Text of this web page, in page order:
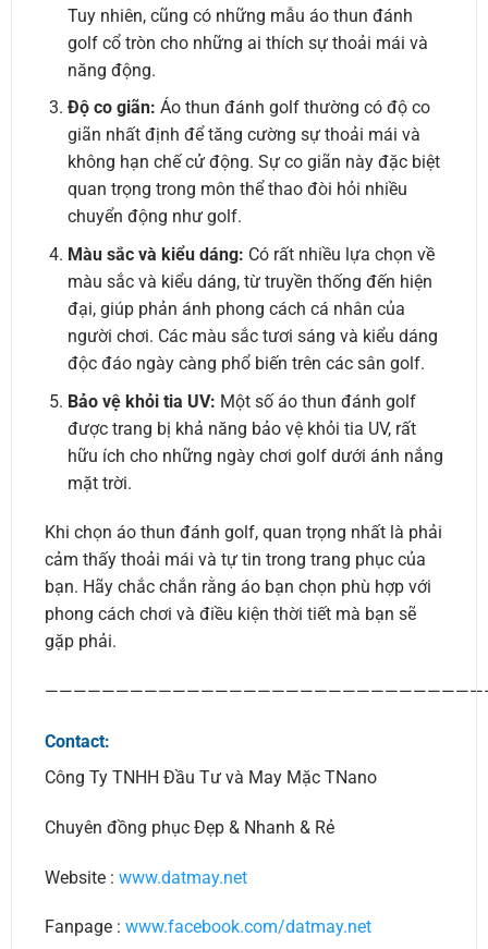
Tuy nhiên, cũng có những mẫu áo thun đánh
golf cổ tròn cho những ai thích sự thoải mái và
năng động.
Độ co giãn: Áo thun đánh golf thường có độ co
giãn nhất định để tăng cường sự thoải mái và
không hạn chế cử động. Sự co giãn này đặc biệt
quan trọng trong môn thể thao đòi hỏi nhiều
chuyển động như golf.
Màu sắc và kiểu dáng: Có rất nhiều lựa chọn về
màu sắc và kiểu dáng, từ truyền thống đến hiện
đại, giúp phản ánh phong cách cá nhân của
người chơi. Các màu sắc tươi sáng và kiểu dáng
độc đáo ngày càng phổ biến trên các sân golf.
Bảo vệ khỏi tia UV: Một số áo thun đánh golf
được trang bị khả năng bảo vệ khỏi tia UV, rất
hữu ích cho những ngày chơi golf dưới ánh nắng
mặt trời.
Khi chọn áo thun đánh golf, quan trọng nhất là phải
cảm thấy thoải mái và tự tin trong trang phục của
bạn. Hãy chắc chắn rằng áo bạn chọn phù hợp với
phong cách chơi và điều kiện thời tiết mà bạn sẽ
gặp phải.
Contact:
Công Ty TNHH Đầu Tư và May Mặc TNano
Chuyên đồng phục Đẹp & Nhanh & Rẻ
Website : www.datmay.net
Fanpage : www.facebook.com/datmay.net